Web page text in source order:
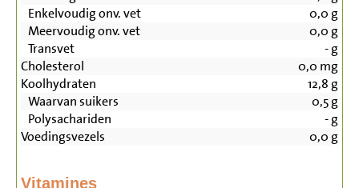
Enkelvoudig onv. vet
0,0 g
Meervoudig onv. vet
0,0 g
Transvet
-g
Cholesterol
0,0 mg
Koolhydraten
12,8 g
Waarvan suikers
0,5g
Polysachariden
-g
Voedingsvezels
0,0 g
Vitamines